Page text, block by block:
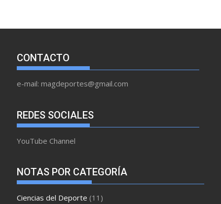
CONTACTO
e-mail: magdeportes@gmail.com
REDES SOCIALES
YouTube Channel
NOTAS POR CATEGORÍA
Ciencias del Deporte (11)